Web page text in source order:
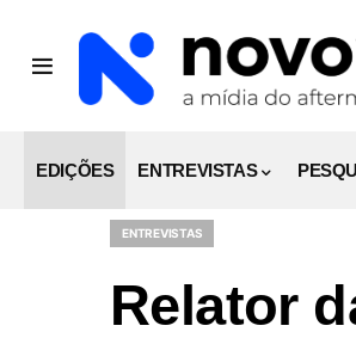
EDIÇÕES ENTREVISTAS
ENTREVISTAS
Relator